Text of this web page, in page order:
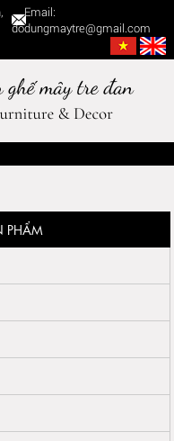
Email:
dodungmaytre@gmail.com
PHẨM